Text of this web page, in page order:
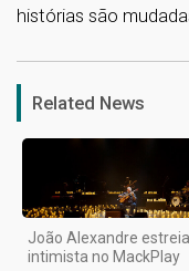
histórias são
Related News
João Alexandre
intimista no MackPlay